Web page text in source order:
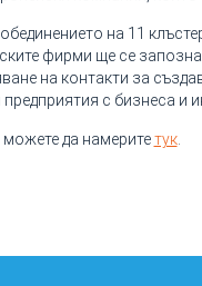
на 11
фирми ще се
на контакти за
с бизнеса и
да намеритетук.